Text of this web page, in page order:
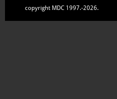
copyright MDC 1997.-2026.